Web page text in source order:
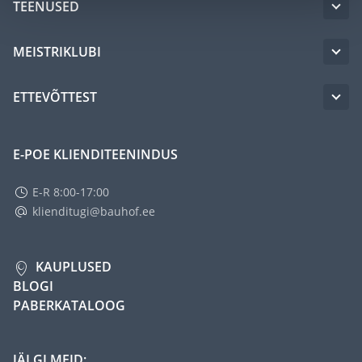
TEENUSED
MEISTRIKLUBI
ETTEVÕTTEST
E-POE KLIENDITEENINDUS
E-R 8:00-17:00
klienditugi@bauhof.ee
KAUPLUSED
BLOGI
PABERKATALOOG